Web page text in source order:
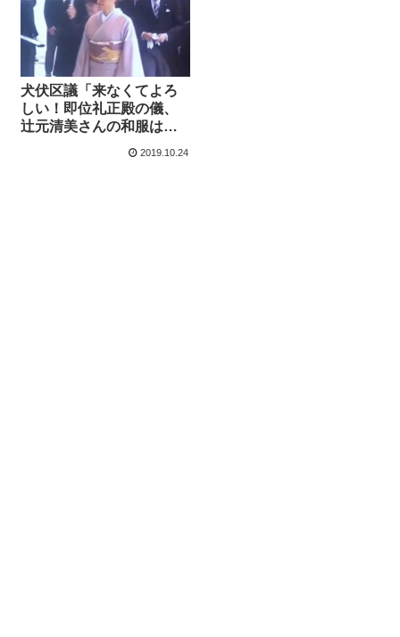
犬伏区議「来なくてよろ
しい！即位礼正殿の儀、
辻元清美さんの和服は似
合わない、天皇制反対の
2019.10.24